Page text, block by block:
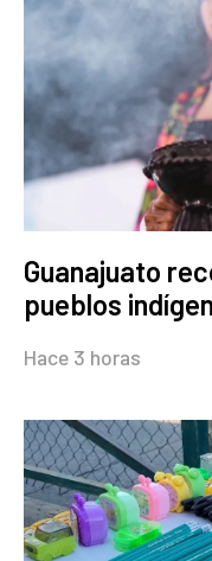
Guanajuato
pueblos
Hace 3 horas